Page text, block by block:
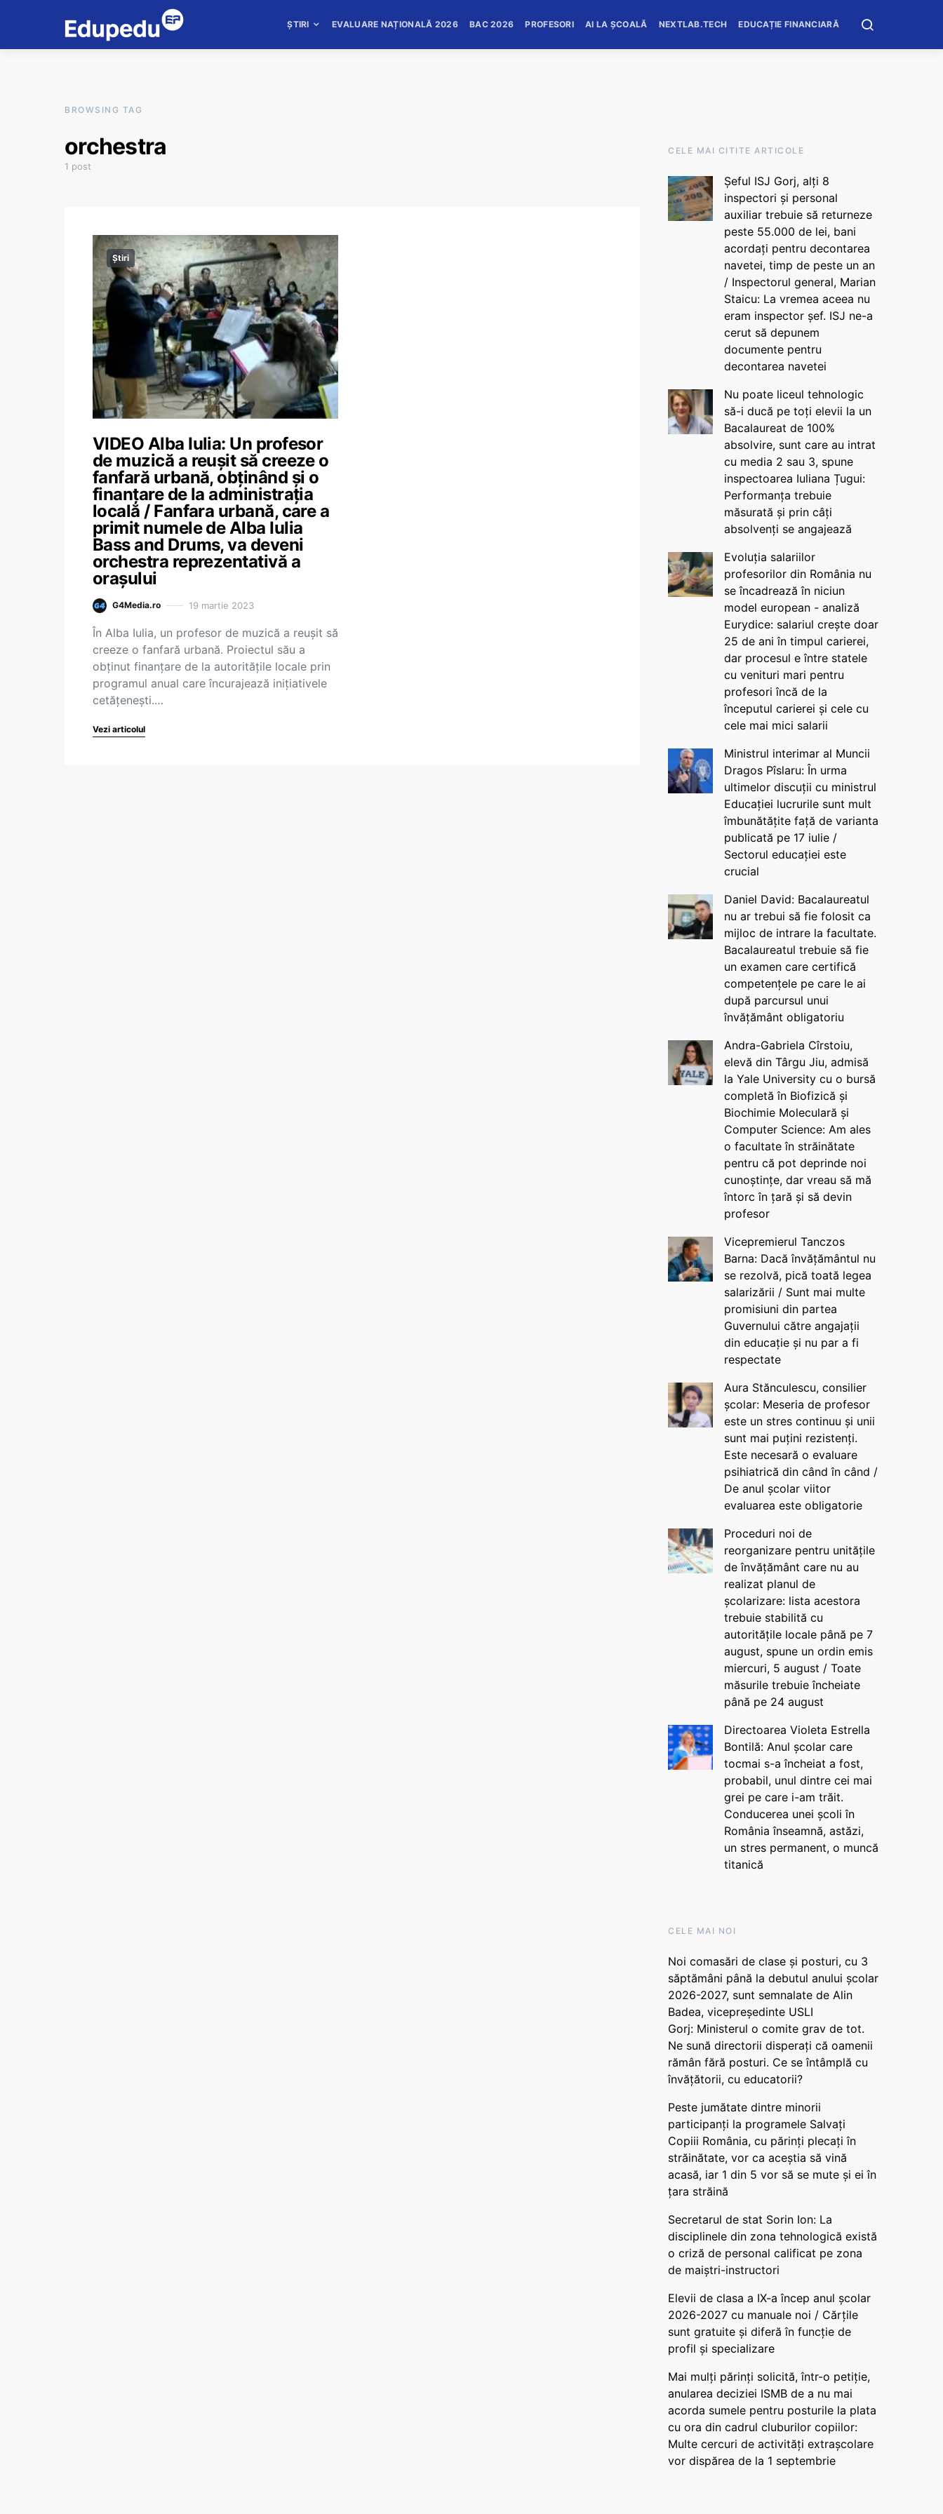
ȘTIRI EVALUARE NAȚIONALĂ 2026 BAC 2026 PROFESORI AI LA ȘCOALĂ NEXTLAB.TECH EDUCAȚIE FINANCIARĂ
BROWSING TAG
orchestra
1 post
Știri
VIDEO Alba Iulia: Un profesor
de muzică a reuşit să creeze o
fanfară urbană, obținând și o
finanțare de la administrația
locală / Fanfara urbană, care a
primit numele de Alba Iulia
Bass and Drums, va deveni
orchestra reprezentativă a
oraşului
G4Media.ro 19 martie 2023
În Alba Iulia, un profesor de muzică a reuşit să
creeze o fanfară urbană. Proiectul său a
obţinut finanţare de la autorităţile locale prin
programul anual care încurajează iniţiativele
cetăţeneşti.…
Vezi articolul
CELE MAI CITITE ARTICOLE
Șeful ISJ Gorj, alți 8
inspectori și personal
auxiliar trebuie să returneze
peste 55.000 de lei, bani
acordați pentru decontarea
navetei, timp de peste un an
/ Inspectorul general, Marian
Staicu: La vremea aceea nu
eram inspector șef. ISJ ne-a
cerut să depunem
documente pentru
decontarea navetei
Nu poate liceul tehnologic
să-i ducă pe toți elevii la un
Bacalaureat de 100%
absolvire, sunt care au intrat
cu media 2 sau 3, spune
inspectoarea Iuliana Țugui:
Performanța trebuie
măsurată și prin câți
absolvenți se angajează
Evoluția salariilor
profesorilor din România nu
se încadrează în niciun
model european - analiză
Eurydice: salariul crește doar
25 de ani în timpul carierei,
dar procesul e între statele
cu venituri mari pentru
profesori încă de la
începutul carierei și cele cu
cele mai mici salarii
Ministrul interimar al Muncii
Dragos Pîslaru: În urma
ultimelor discuții cu ministrul
Educației lucrurile sunt mult
îmbunătățite față de varianta
publicată pe 17 iulie /
Sectorul educației este
crucial
Daniel David: Bacalaureatul
nu ar trebui să fie folosit ca
mijloc de intrare la facultate.
Bacalaureatul trebuie să fie
un examen care certifică
competențele pe care le ai
după parcursul unui
învățământ obligatoriu
Andra-Gabriela Cîrstoiu,
elevă din Târgu Jiu, admisă
la Yale University cu o bursă
completă în Biofizică și
Biochimie Moleculară și
Computer Science: Am ales
o facultate în străinătate
pentru că pot deprinde noi
cunoștințe, dar vreau să mă
întorc în țară și să devin
profesor
Vicepremierul Tanczos
Barna: Dacă învățământul nu
se rezolvă, pică toată legea
salarizării / Sunt mai multe
promisiuni din partea
Guvernului către angajații
din educație și nu par a fi
respectate
Aura Stănculescu, consilier
școlar: Meseria de profesor
este un stres continuu și unii
sunt mai puțini rezistenți.
Este necesară o evaluare
psihiatrică din când în când /
De anul școlar viitor
evaluarea este obligatorie
Proceduri noi de
reorganizare pentru unitățile
de învățământ care nu au
realizat planul de
școlarizare: lista acestora
trebuie stabilită cu
autoritățile locale până pe 7
august, spune un ordin emis
miercuri, 5 august / Toate
măsurile trebuie încheiate
până pe 24 august
Directoarea Violeta Estrella
Bontilă: Anul școlar care
tocmai s-a încheiat a fost,
probabil, unul dintre cei mai
grei pe care i-am trăit.
Conducerea unei școli în
România înseamnă, astăzi,
un stres permanent, o muncă
titanică
CELE MAI NOI
Noi comasări de clase și posturi, cu 3
săptămâni până la debutul anului școlar
2026-2027, sunt semnalate de Alin
Badea, vicepreședinte USLI
Gorj: Ministerul o comite grav de tot.
Ne sună directorii disperați că oamenii
rămân fără posturi. Ce se întâmplă cu
învățătorii, cu educatorii?
Peste jumătate dintre minorii
participanți la programele Salvați
Copiii România, cu părinți plecați în
străinătate, vor ca aceștia să vină
acasă, iar 1 din 5 vor să se mute și ei în
țara străină
Secretarul de stat Sorin Ion: La
disciplinele din zona tehnologică există
o criză de personal calificat pe zona
de maiștri-instructori
Elevii de clasa a IX-a încep anul școlar
2026-2027 cu manuale noi / Cărțile
sunt gratuite și diferă în funcție de
profil și specializare
Mai mulți părinți solicită, într-o petiție,
anularea deciziei ISMB de a nu mai
acorda sumele pentru posturile la plata
cu ora din cadrul cluburilor copiilor:
Multe cercuri de activități extrașcolare
vor dispărea de la 1 septembrie